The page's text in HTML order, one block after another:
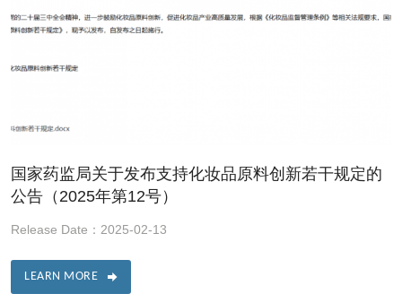
国家药监局关于发布支持化妆品原料创新若干规定的
公告（2025年第12号）
Release Date：2025-02-13
LEARN MORE